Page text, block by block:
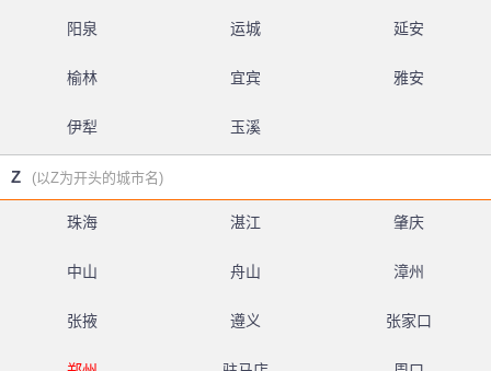
阳泉 运城 延安
榆林 宜宾 雅安
伊犁 玉溪
Z (以Z为开头的城市名)
珠海 湛江 肇庆
中山 舟山 漳州
张掖 遵义 张家口